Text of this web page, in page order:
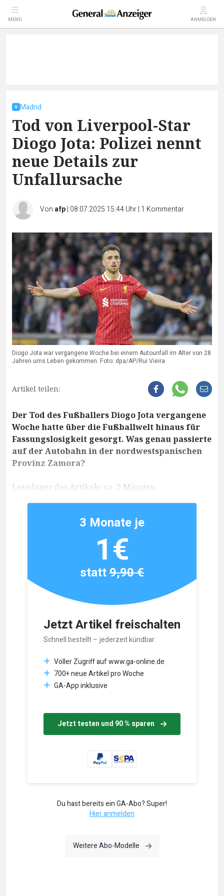
MENÜ ANMELDEN
Madrid
Tod von Liverpool-Star
Diogo Jota: Polizei nennt
neue Details zur
Unfallursache
Von afp| 08.07.2025 15:44 Uhr| 1 Kommentar
Diogo Jota war vergangene Woche bei einem Autounfall im Alter von 28
Jahren ums Leben gekommen. Foto: dpa/AP/Rui Vieira
Artikel teilen:
Der Tod des Fußballers Diogo Jota vergangene
Woche hatte über die Fußballwelt hinaus für
Fassungslosigkeit gesorgt. Was genau passierte
auf der Autobahn in der nordwestspanischen
Provinz Zamora?
Lesedauer des Artikels: ca. 2 Minuten
Jetzt Artikel freischalten
Schnell bestellt – jederzeit kündbar.
Voller Zugriff auf www.ga-online.de
700+ neue Artikel pro Woche
GA-App inklusive
Jetzt testen und 90 % sparen
3 Monate je
1€
statt9,90 €
Du hast bereits ein GA-Abo? Super!
Hier anmelden
Weitere Abo-Modelle